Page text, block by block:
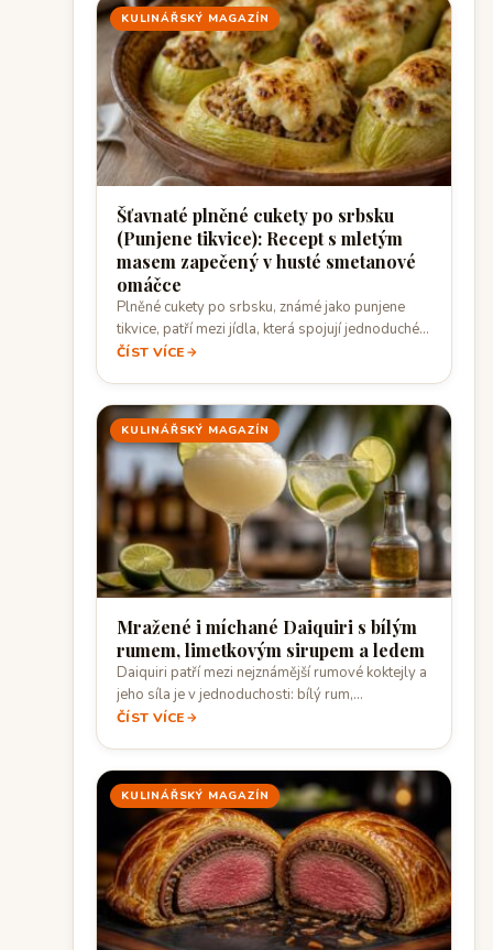
KULINÁŘSKÝ MAGAZÍN
Šťavnaté plněné cukety po srbsku
(Punjene tikvice): Recept s mletým
masem zapečený v husté smetanové
omáčce
Plněné cukety po srbsku, známé jako punjene
tikvice, patří mezi jídla, která spojují jednoduché…
ČÍST VÍCE
KULINÁŘSKÝ MAGAZÍN
Mražené i míchané Daiquiri s bílým
rumem, limetkovým sirupem a ledem
Daiquiri patří mezi nejznámější rumové koktejly a
jeho síla je v jednoduchosti: bílý rum,…
ČÍST VÍCE
KULINÁŘSKÝ MAGAZÍN